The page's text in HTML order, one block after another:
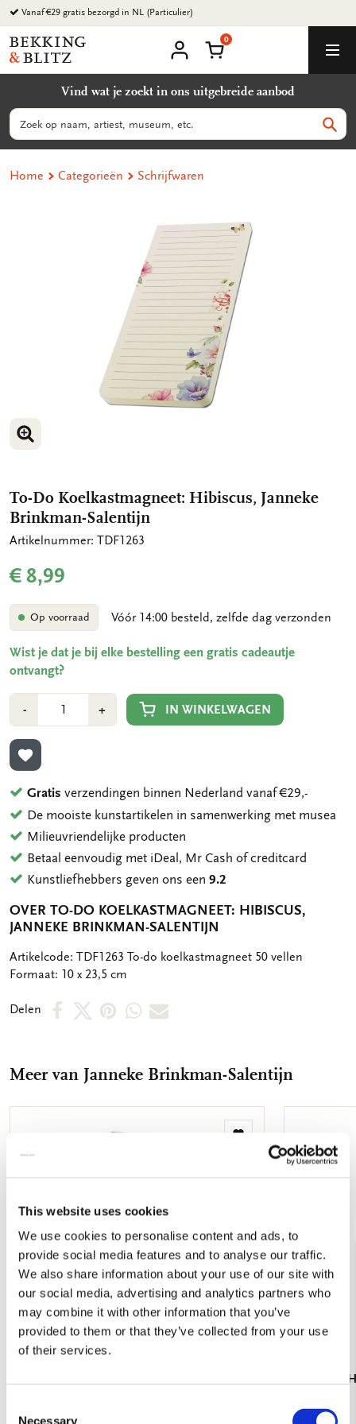
This website uses cookies
We use cookies to personalise content and ads, to
provide social media features and to analyse our traffic.
We also share information about your use of our site with
our social media, advertising and analytics partners who
may combine it with other information that you’ve
provided to them or that they’ve collected from your use
of their services.
Necessary
Ga
naar
content
Vanaf €29 gratis bezorgd in NL (Particulier)
Bekking
&
B.V.
account
Winkelmand
0
Vind wat je zoekt in ons uitgebreide aanbod
Zoeken
Home Categorieën Schrijfwaren
VERGROOT AFBEELDING
To-Do Koelkastmagneet: Hibiscus, Janneke
Brinkman-Salentijn
Artikelnummer: TDF1263
€ 8,99
Op voorraad Vóór 14:00 besteld, zelfde dag verzonden
Wist je dat je bij elke bestelling een gratis cadeautje
ontvangt?
-Min
1
+Plus
1
IN WINKELWAGEN
TOEVOEGEN AAN VERLANGLIJST
Gratis verzendingen binnen Nederland vanaf €29,-
De mooiste kunstartikelen in samenwerking met musea
Milieuvriendelijke producten
Betaal eenvoudig met iDeal, Mr Cash of creditcard
Kunstliefhebbers geven ons een9.2
OVER TO-DO KOELKASTMAGNEET: HIBISCUS,
JANNEKE BRINKMAN-SALENTIJN
OMSCHRIJVING
Artikelcode: TDF1263 To-do koelkastmagneet 50 vellen
Formaat: 10 x 23,5 cm
Delen
DeelDeelDeelDeelDeel
mail
Meer van Janneke Brinkman-Salentijn
verlanglijst
€ 6,99
Servetten:
€ 3,99